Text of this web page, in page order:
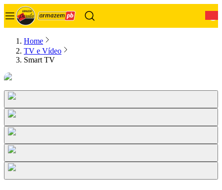
Home
TV e Vídeo
Smart TV